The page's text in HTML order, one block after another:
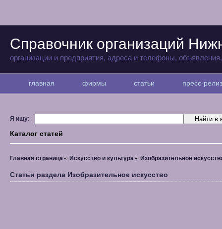
Справочник организаций
организации и предприятия, адреса и телефоны,
главная фирмы статьи пресс-
Я ищу:
Каталог статей
Главная страница Искусство и культура Изобразительное
Статьи раздела Изобразительное искусство